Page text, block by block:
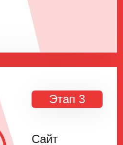
Этап 3
Сайт